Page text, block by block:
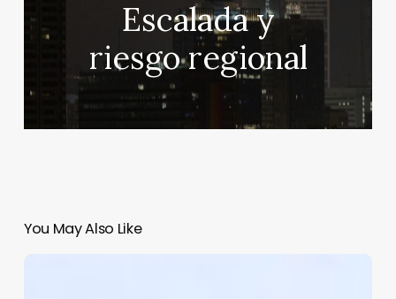
Escalada y
riesgo regional
You May Also Like